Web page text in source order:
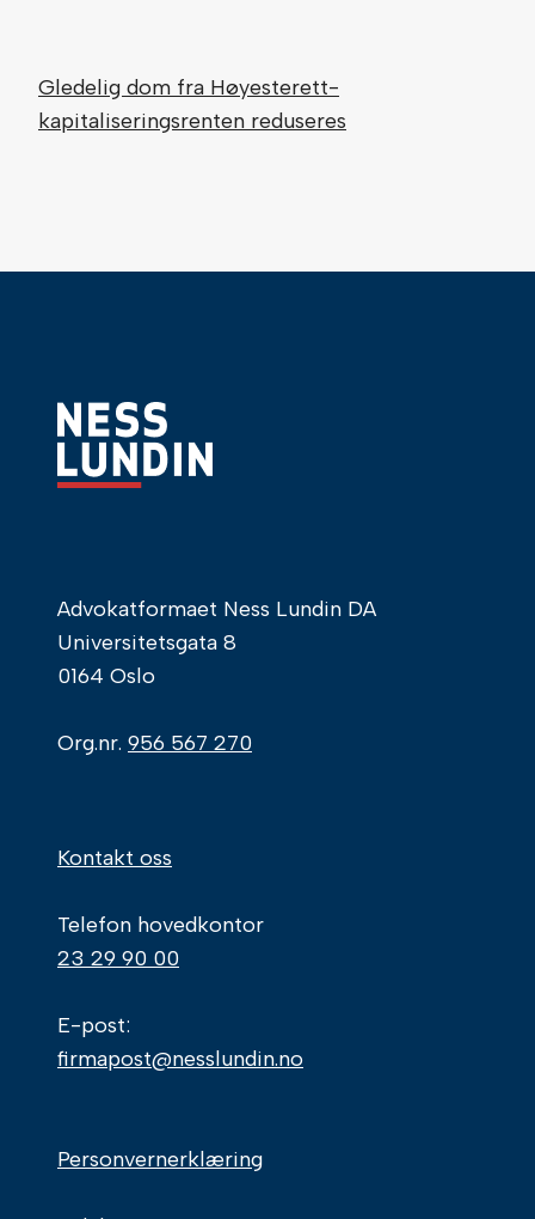
Gledelig dom fra Høyesterett-
kapitaliseringsrenten reduseres
Advokatformaet Ness Lundin DA
Universitetsgata 8
0164 Oslo
Org.nr. 956 567 270
Kontakt oss
Telefon hovedkontor
23 29 90 00
E-post:
firmapost@nesslundin.no
Personvernerklæring